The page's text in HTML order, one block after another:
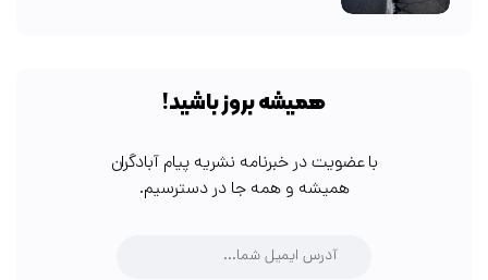
همیشه بروز باشید!
با عضویت در خبرنامه نشریه پیام آبادگران
همیشه و همه جا در دسترسیم.